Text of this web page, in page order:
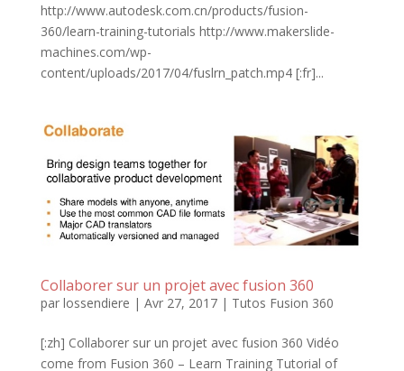
http://www.autodesk.com.cn/products/fusion-
360/learn-training-tutorials http://www.makerslide-
machines.com/wp-
content/uploads/2017/04/fuslrn_patch.mp4 [:fr]...
Collaborer sur un projet avec fusion 360
par lossendiere | Avr 27, 2017| Tutos Fusion 360
[:zh] Collaborer sur un projet avec fusion 360 Vidéo
come from Fusion 360 – Learn Training Tutorial of